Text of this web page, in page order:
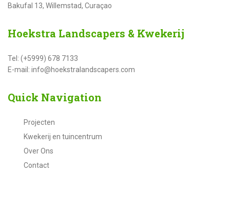
Bakufal 13, Willemstad, Curaçao
Hoekstra Landscapers & Kwekerij
Tel: (+5999) 678 7133
E-mail: info@hoekstralandscapers.com
Quick Navigation
Projecten
Kwekerij en tuincentrum
Over Ons
Contact